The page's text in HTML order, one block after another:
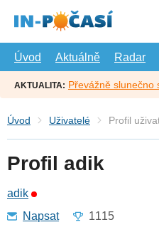
hlavní
Úvod
Aktuálně Radar
AKTUALITA: Převážně slunečno
Úvod Uživatelé Profil
Profil adik
adik
Napsat
1115